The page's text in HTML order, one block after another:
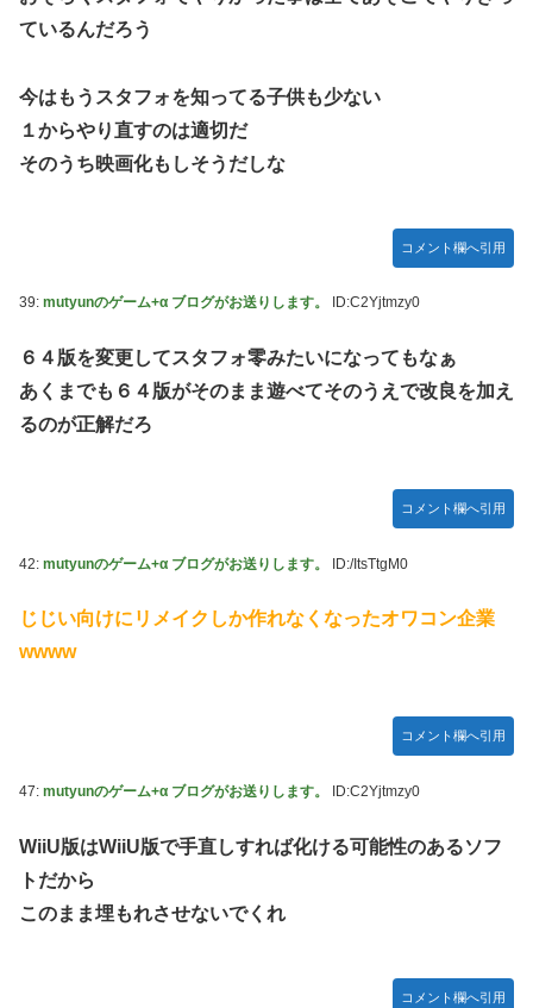
ているんだろう
今はもうスタフォを知ってる子供も少ない
１からやり直すのは適切だ
そのうち映画化もしそうだしな
コメント欄へ引用
39: mutyunのゲーム+α ブログがお送りします。 ID:C2Yjtmzy0
６４版を変更してスタフォ零みたいになってもなぁ
あくまでも６４版がそのまま遊べてそのうえで改良を加え
るのが正解だろ
コメント欄へ引用
42: mutyunのゲーム+α ブログがお送りします。 ID:/ItsTtgM0
じじい向けにリメイクしか作れなくなったオワコン企業
wwww
コメント欄へ引用
47: mutyunのゲーム+α ブログがお送りします。 ID:C2Yjtmzy0
WiiU版はWiiU版で手直しすれば化ける可能性のあるソフ
トだから
このまま埋もれさせないでくれ
コメント欄へ引用